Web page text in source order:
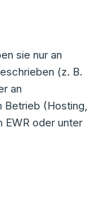
sie nur an
(z. B.
an
Betrieb (Hosting,
EWR oder unter